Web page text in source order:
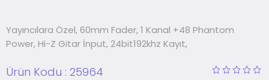
Yayıncılara Özel, 60mm Fader, 1 Kanal +48 Phantom
Power, Hi-Z Gitar İnput, 24bit192khz Kayıt,
Ürün Kodu : 25964